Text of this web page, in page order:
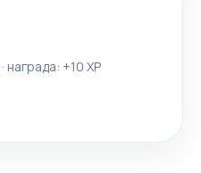
· награда: +10 XP